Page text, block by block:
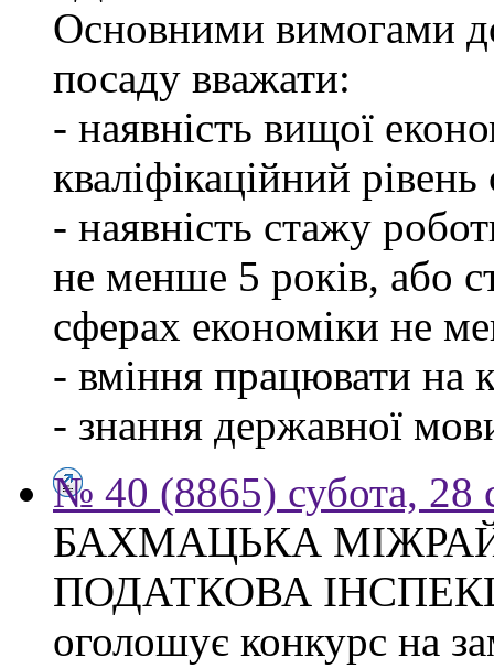
Основними вимогами
посаду вважати:
- наявність вищої
кваліфікаційний рівень
- наявність стажу
не менше 5 років, або
сферах економіки не
- вміння працювати на
- знання державної
№ 40 (8865) субота, 28
БАХМАЦЬКА
ПОДАТКОВА
оголошує конкурс на